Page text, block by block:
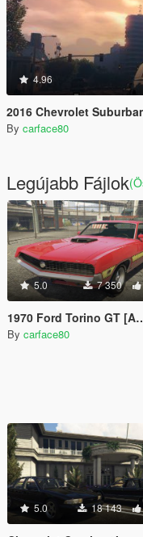
4.96
2016 Chevrolet
By carface80
Legújabb Fájlok
5.0 7 350
1970 Ford Torino GT [Add-On | Replace | LODs | Vehfuncs V]
By carface80
5.0 18 143